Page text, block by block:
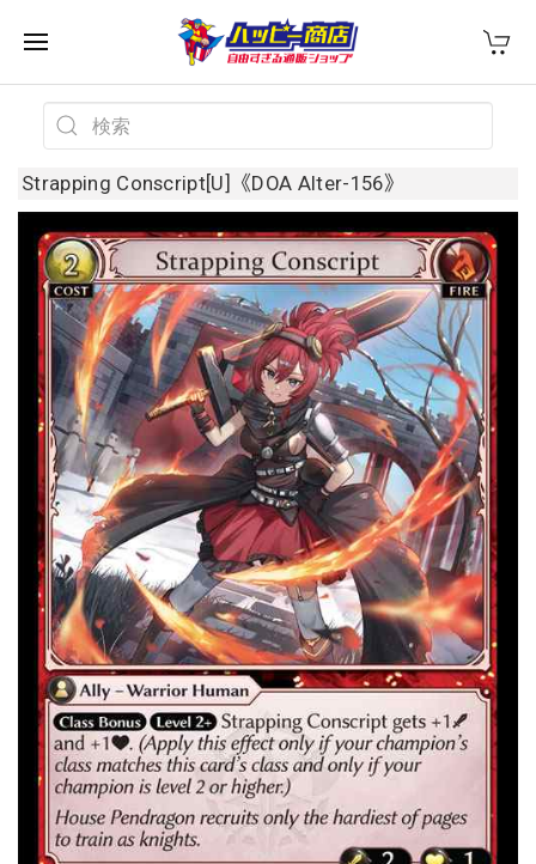
Strapping Conscript[U]《DOA Alter-156》